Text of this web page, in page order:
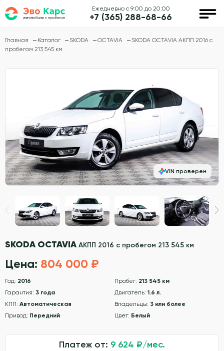
Ежедневно с 9:00 до 20:00
+7 (365) 288-68-66
Главная Каталог SKODA OCTAVIA
SKODA OCTAVIA АКПП 2016 с
пробегом 213 545 км
SKODA OCTAVIA АКПП 2016 с пробегом 213 545 км
Цена: 804 000 ₽
Год: 2016 Пробег: 213 545 км
Гарантия: 3 года Двигатель: 1.6 л.
КПП: Автоматическая Владельцы: 3 или более
Привод: Передний Цвет: Белый
Платеж от: 9 624 ₽/мес.
VIN проверен